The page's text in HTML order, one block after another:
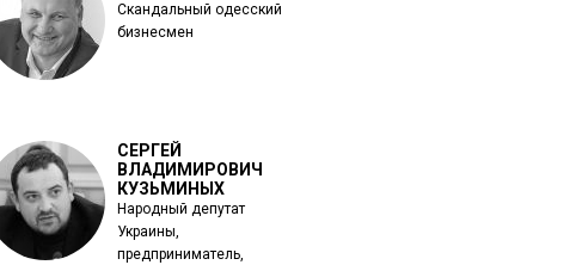
Скандальный одесский
бизнесмен
СЕРГЕЙ
ВЛАДИМИРОВИЧ
КУЗЬМИНЫХ
Народный депутат
Украины,
предприниматель,